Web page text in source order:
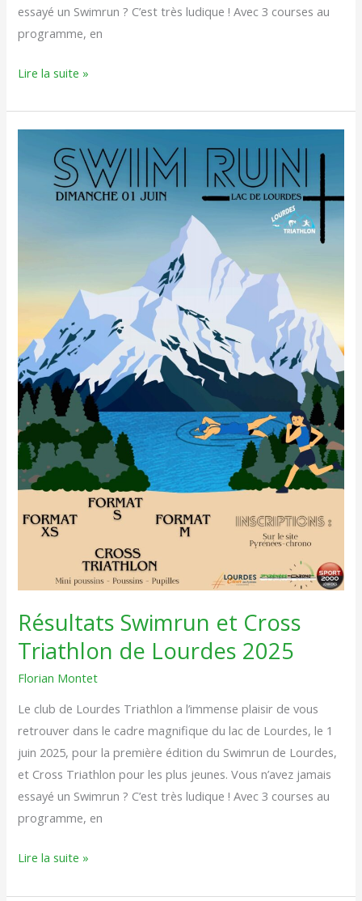
essayé un Swimrun ? C’est très ludique ! Avec 3 courses au
programme, en
Lire la suite »
Résultats Swimrun et Cross
Triathlon de Lourdes 2025
Florian Montet
Le club de Lourdes Triathlon a l’immense plaisir de vous
retrouver dans le cadre magnifique du lac de Lourdes, le 1
juin 2025, pour la première édition du Swimrun de Lourdes,
et Cross Triathlon pour les plus jeunes. Vous n’avez jamais
essayé un Swimrun ? C’est très ludique ! Avec 3 courses au
programme, en
Swimrun
Lire la suite »